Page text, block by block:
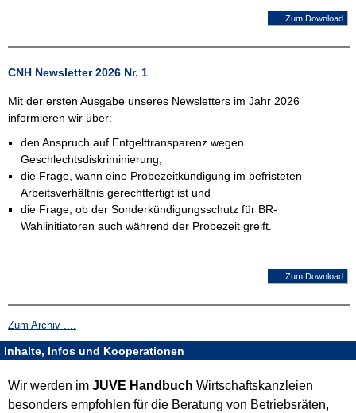
Zum Download
CNH Newsletter 2026 Nr. 1
Mit der ersten Ausgabe unseres Newsletters im Jahr 2026
informieren wir über:
den Anspruch auf Entgelttransparenz wegen
Geschlechtsdiskriminierung,
die Frage, wann eine Probezeitkündigung im befristeten
Arbeitsverhältnis gerechtfertigt ist und
die Frage, ob der Sonderkündigungsschutz für BR-
Wahlinitiatoren auch während der Probezeit greift.
Zum Download
Zum Archiv ....
Inhalte, Infos und Kooperationen
Wir werden im JUVE Handbuch Wirtschaftskanzleien
besonders empfohlen für die Beratung von Betriebsräten,